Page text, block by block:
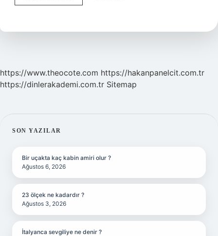
Kaçı
https://www.theocote.com https://hakanpanelcit.com.tr
https://dinlerakademi.com.tr Sitemap
SIDEBAR
SON YAZILAR
Bir uçakta kaç kabin amiri olur ?
Ağustos 6, 2026
23 ölçek ne kadardır ?
Ağustos 3, 2026
İtalyanca sevgiliye ne denir ?